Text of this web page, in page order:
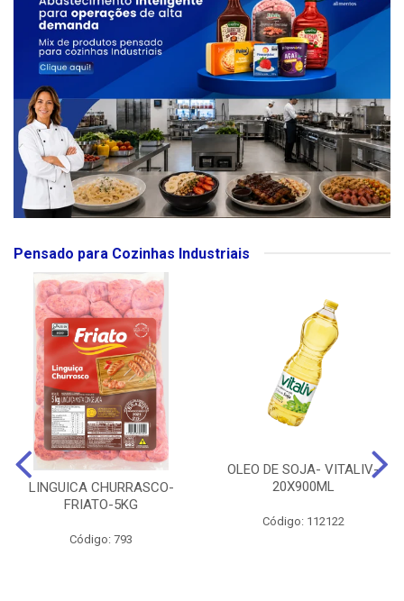
Pensado para Cozinhas Industriais
LINGUICA CHURRASCO-
FRIATO-5KG
Código: 793
OLEO DE SOJA- VITALIV-
20X900ML
Código: 112122